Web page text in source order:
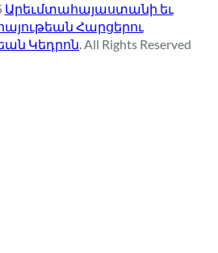
c
h
Արեւմտահայաստանի եւ
Հարցերու
Կեդրոն. All Rights Reserved